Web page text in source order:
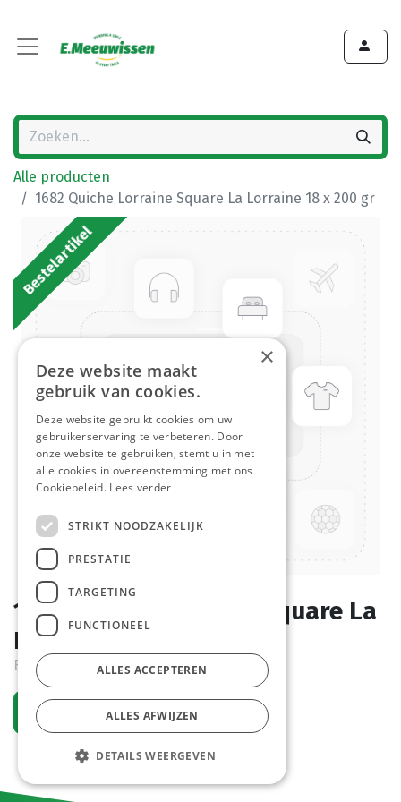
Alle producten
1682 Quiche Lorraine Square La Lorraine 18 x 200 gr
Bestelartikel
1682 Quiche Lorraine Square La
Lorraine 18 x 200 gr
Bestelartikel
Vraag een account aan
×
Deze website maakt
gebruik van cookies.
Deze website gebruikt cookies om uw
gebruikerservaring te verbeteren. Door
onze website te gebruiken, stemt u in met
alle cookies in overeenstemming met ons
Cookiebeleid. Lees verder
STRIKT NOODZAKELIJK
PRESTATIE
TARGETING
FUNCTIONEEL
ALLES ACCEPTEREN
ALLES AFWIJZEN
DETAILS WEERGEVEN